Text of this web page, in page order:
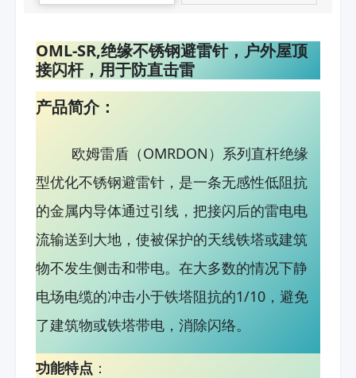
OML-SR,绝缘不锈钢避雷针，户外屋顶
接闪杆，用于防直击雷
产品简介：
欧姆雷盾（OMRDON）系列直杆绝缘
型优化不锈钢避雷针，是一条无感性低阻抗
的金属内导体通过引线，把接闪后的雷电电
流输送到大地，使被保护的天线铁塔或建筑
物不发生侧击和带电。在大多数的情况下静
电场电缆的冲击小于铁塔阻抗的1/10，避免
了建筑物或铁塔带电，消除闪络。
功能特点 ：